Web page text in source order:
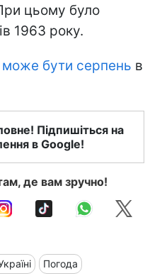
цьому було
1963 року.
бути серпень в
Підпишіться на
в Google!
де вам зручно!
Погода